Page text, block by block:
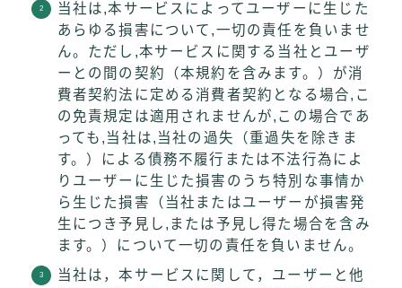
当社は,本サービスによってユーザーに生じた
あらゆる損害について,一切の責任を負いませ
ん。ただし,本サービスに関する当社とユーザ
ーとの間の契約（本規約を含みます。）が消
費者契約法に定める消費者契約となる場合,こ
の免責規定は適用されませんが,この場合であ
っても,当社は,当社の過失（重過失を除きま
す。）による債務不履行または不法行為によ
りユーザーに生じた損害のうち特別な事情か
ら生じた損害（当社またはユーザーが損害発
生につき予見し,または予見し得た場合を含み
ます。）について一切の責任を負いません。
当社は，本サービスに関して，ユーザーと他